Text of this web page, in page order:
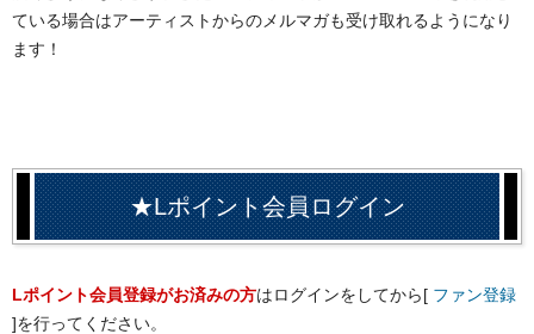
ている場合はアーティストからのメルマガも受け取れるようになり
ます！
★Lポイント会員ログイン
Lポイント会員登録がお済みの方はログインをしてから[ ファン登録
]を行ってください。